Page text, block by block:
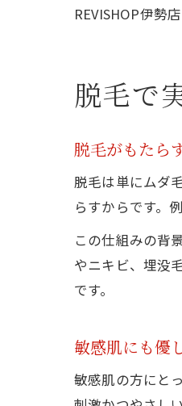
REVISHOP伊勢
脱毛で
脱毛がもたら
脱毛は単にムダ
らすからです。
この仕組みの背
やニキビ、埋没
です。
敏感肌にも優
敏感肌の方にと